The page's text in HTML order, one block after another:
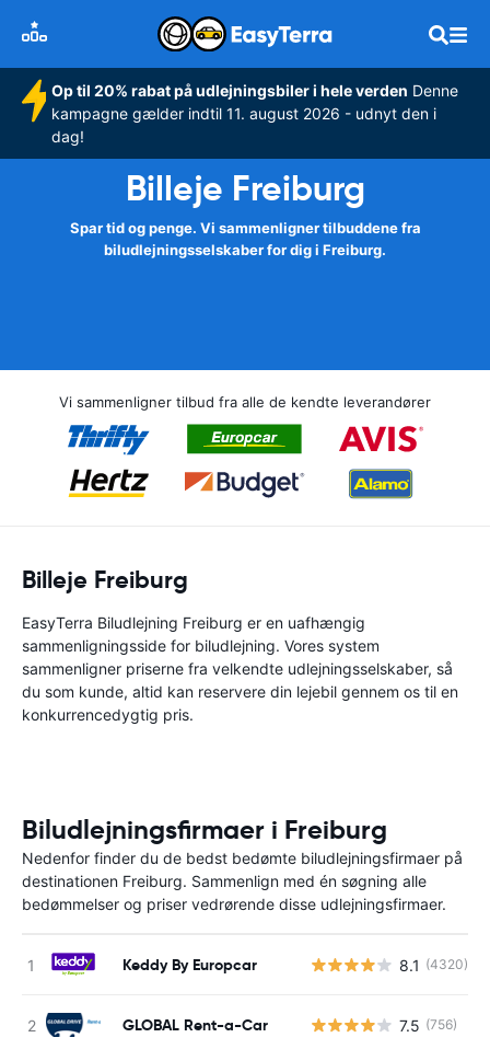
Op til 20% rabat på udlejningsbiler i hele verden Denne
kampagne gælder indtil 11. august 2026 - udnyt den i
dag!
Billeje Freiburg
Spar tid og penge. Vi sammenligner tilbuddene fra
biludlejningsselskaber for dig i Freiburg.
Vi sammenligner tilbud fra alle de kendte leverandører
Billeje Freiburg
EasyTerra Biludlejning Freiburg er en uafhængig
sammenligningsside for biludlejning. Vores system
sammenligner priserne fra velkendte udlejningsselskaber, så
du som kunde, altid kan reservere din lejebil gennem os til en
konkurrencedygtig pris.
Biludlejningsfirmaer i Freiburg
Nedenfor finder du de bedst bedømte biludlejningsfirmaer på
destinationen Freiburg. Sammenlign med én søgning alle
bedømmelser og priser vedrørende disse udlejningsfirmaer.
Keddy By Europcar 8.1 (4320)
GLOBAL Rent-a-Car 7.5 (756)